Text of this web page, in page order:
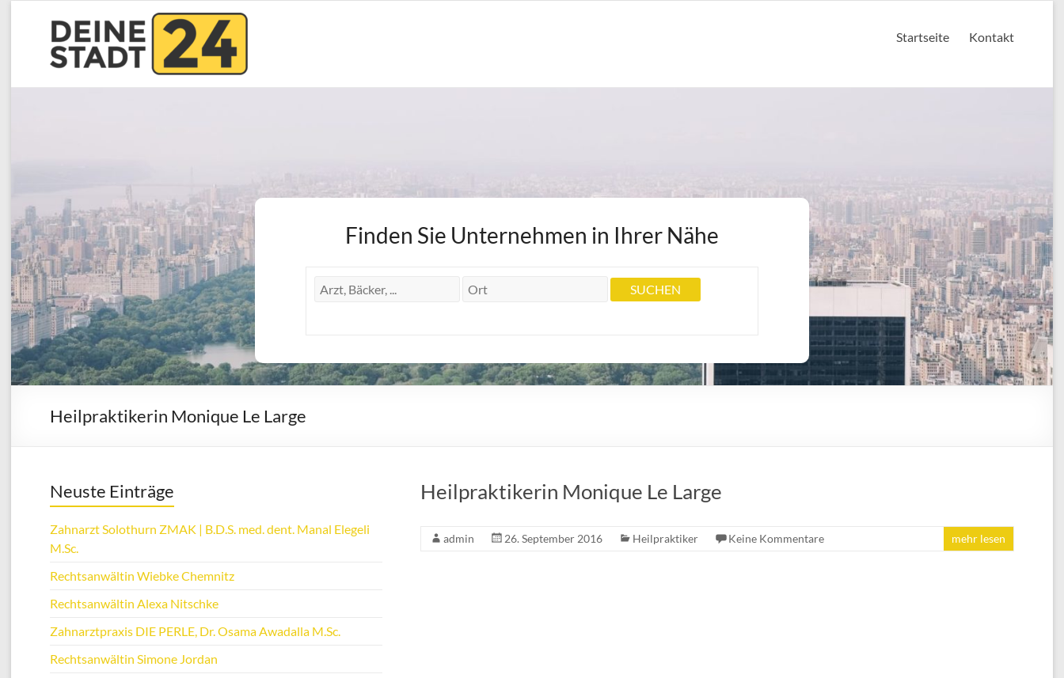
Startseite Kontakt
Heilpraktikerin Monique Le Large
Finden Sie Unternehmen in Ihrer Nähe
Heilpraktikerin Monique Le Large
admin 26. September 2016 Heilpraktiker Keine Kommentare mehr lesen
Neuste Einträge
Zahnarzt Solothurn ZMAK | B.D.S. med. dent. Manal Elegeli
M.Sc.
Rechtsanwältin Wiebke Chemnitz
Rechtsanwältin Alexa Nitschke
Zahnarztpraxis DIE PERLE, Dr. Osama Awadalla M.Sc.
Rechtsanwältin Simone Jordan